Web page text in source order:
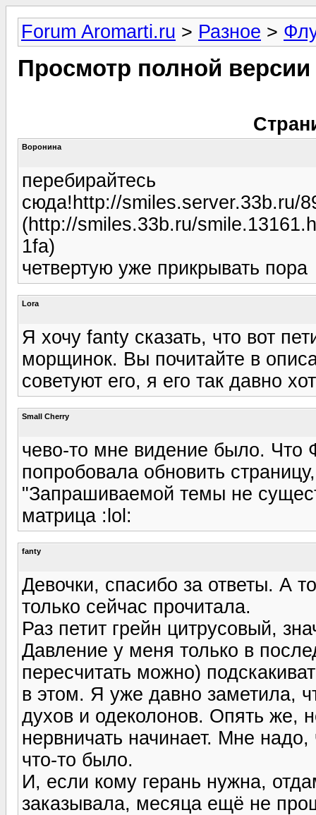
Forum Aromarti.ru > Разное >
Просмотр полной
Воронина
перебирайтесь
сюда!http://smiles.server.33b.ru/
(http://smiles.33b.ru/
1fa)
четвертую уже прикрывать пора
Lora
Я хочу fanty сказать, что вот
морщинок. Вы почитайте в
советуют его, я его так давно
Small Cherry
чево-то мне видение было. Что
попробовала обновить
"Запрашиваемой темы не
матрица :lol:
fanty
Девочки, спасибо за ответы. А
только сейчас прочитала.
Раз петит грейн цитрусовый,
Давление у меня только в
пересчитать можно)
в этом. Я уже давно заметила,
духов и одеколонов. Опять же,
нервничать начинает. Мне
что-то было.
И, если кому герань нужна,
заказывала, месяца ещё не